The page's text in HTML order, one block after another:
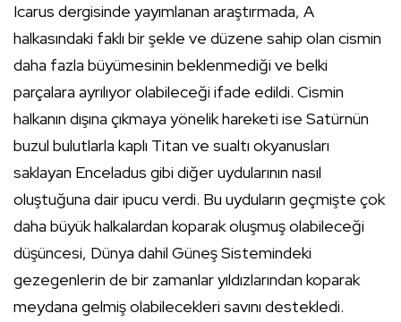
Icarus dergisinde yayımlanan araştırmada, A
halkasındaki faklı bir şekle ve düzene sahip olan cismin
daha fazla büyümesinin beklenmediği ve belki
parçalara ayrılıyor olabileceği ifade edildi. Cismin
halkanın dışına çıkmaya yönelik hareketi ise Satürnün
buzul bulutlarla kaplı Titan ve sualtı okyanusları
saklayan Enceladus gibi diğer uydularının nasıl
oluştuğuna dair ipucu verdi. Bu uyduların geçmişte çok
daha büyük halkalardan koparak oluşmuş olabileceği
düşüncesi, Dünya dahil Güneş Sistemindeki
gezegenlerin de bir zamanlar yıldızlarından koparak
meydana gelmiş olabilecekleri savını destekledi.